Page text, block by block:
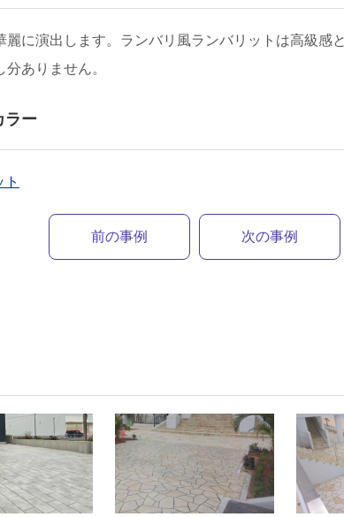
麗に演出します。ランバリ風ランバリットは高級感
ありません。
ラー
ト
前の事例 次の事例